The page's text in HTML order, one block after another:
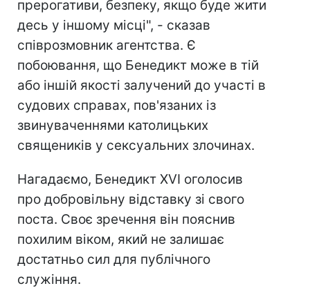
прерогативи, безпеку, якщо буде жити
десь у іншому місці", - сказав
співрозмовник агентства. Є
побоювання, що Бенедикт може в тій
або іншій якості залучений до участі в
судових справах, пов'язаних із
звинуваченнями католицьких
священиків у сексуальних злочинах.
Нагадаємо, Бенедикт XVI оголосив
про добровільну відставку зі свого
поста. Своє зречення він пояснив
похилим віком, який не залишає
достатньо сил для публічного
служіння.